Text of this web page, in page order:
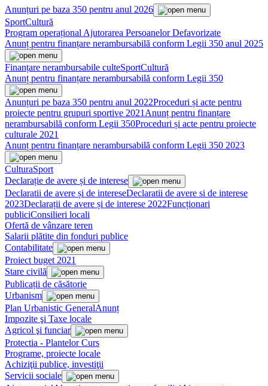
Anunțuri pe baza 350 pentru anul 2026
SportCultură
Program operațional Ajutorarea Persoanelor Defavorizate
Anunț pentru finanțare nerambursabilă conform Legii 350 anul 2025
Finanțare nerambursabile culteSportCultură
Anunț pentru finanțare nerambursabilă conform Legii 350
Anunțuri pe baza 350 pentru anul 2022Proceduri și acte pentru
proiecte pentru grupuri sportive 2021 Anunț pentru finanțare
nerambursabilă conform Legii 350Proceduri și acte pentru proiecte
culturale 2021
Anunț pentru finanțare nerambursabilă conform Legii 350 2023
CulturaSport
Declarație de avere și de interese
Declaratii de avere și de intereseDeclaratii de avere si de interese
2023Declarații de avere și de interese 2022Funcționari
publiciConsilieri locali
Ofertă de vânzare teren
Salarii plătite din fonduri publice
Contabilitate
Proiect buget 2021
Stare civilă
Publicații de căsătorie
Urbanism
Plan Urbanistic GeneralAnunț
Impozite şi Taxe locale
Agricol şi funciar
Protectia - Plantelor Curs
Programe, proiecte locale
Achiziţii publice, investiţii
Servicii sociale